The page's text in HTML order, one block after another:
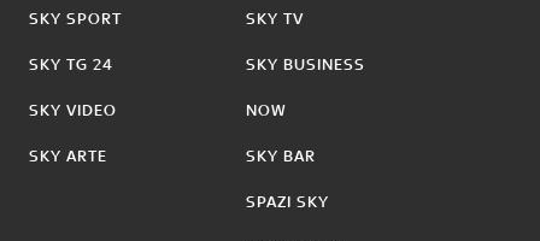
SKY SPORT
SKY TG 24
SKY VIDEO
SKY ARTE
SKY TV
SKY BUSINESS
NOW
SKY BAR
SPAZI SKY